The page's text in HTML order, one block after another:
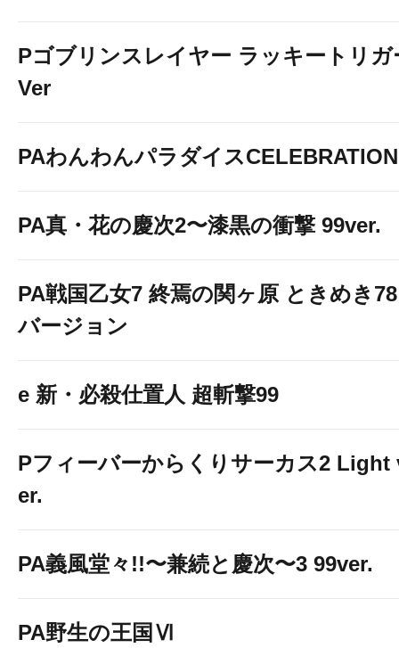
Pゴブリンスレイヤー ラッキートリガ
Ver
PAわんわんパラダイスCELEBRATION
PA真・花の慶次2〜漆黒の衝撃 99ver.
PA戦国乙女7 終焉の関ヶ原 ときめき78
バージョン
e 新・必殺仕置人 超斬撃99
Pフィーバーからくりサーカス2 Light
er.
PA義風堂々!!〜兼続と慶次〜3 99ver.
PA野生の王国Ⅵ